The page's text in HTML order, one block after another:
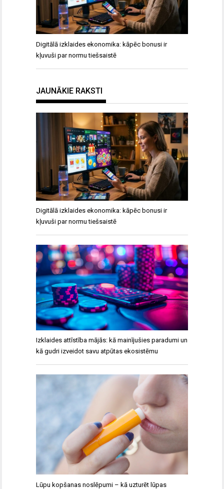
Digitālā izklaides ekonomika: kāpēc bonusi ir
kļuvuši par normu tiešsaistē
JAUNĀKIE RAKSTI
Digitālā izklaides ekonomika: kāpēc bonusi ir
kļuvuši par normu tiešsaistē
Izklaides attīstība mājās: kā mainījušies paradumi un
kā gudri izveidot savu atpūtas ekosistēmu
Lūpu kopšanas noslēpumi – kā uzturēt lūpas